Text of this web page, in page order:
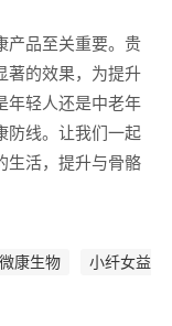
产品至关重要。贵
著的效果，为提升
年轻人还是中老年
防线。让我们一起
生活，提升与骨骼
康生物
小纤女益